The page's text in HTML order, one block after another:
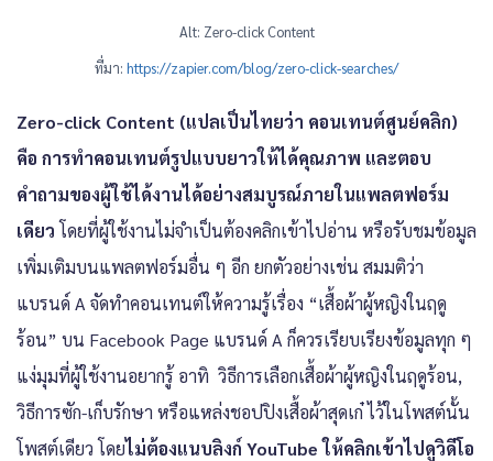
Alt: Zero-click Content
ที่มา: https://zapier.com/blog/zero-click-searches/
Zero-click Content (แปลเป็นไทยว่า คอนเทนต์ศูนย์คลิก)
คือ การทำคอนเทนต์รูปแบบยาวให้ได้คุณภาพ และตอบ
คำถามของผู้ใช้ได้งานได้อย่างสมบูรณ์ภายในแพลตฟอร์ม
เดียว โดยที่ผู้ใช้งานไม่จำเป็นต้องคลิกเข้าไปอ่าน หรือรับชมข้อมูล
เพิ่มเติมบนแพลตฟอร์มอื่น ๆ อีก ยกตัวอย่างเช่น สมมติว่า
แบรนด์ A จัดทำคอนเทนต์ให้ความรู้เรื่อง “เสื้อผ้าผู้หญิงในฤดู
ร้อน” บน Facebook Page แบรนด์ A ก็ควรเรียบเรียงข้อมูลทุก ๆ
แง่มุมที่ผู้ใช้งานอยากรู้ อาทิ วิธีการเลือกเสื้อผ้าผู้หญิงในฤดูร้อน,
วิธีการซัก-เก็บรักษา หรือแหล่งชอปปิงเสื้อผ้าสุดเก๋ ไว้ในโพสต์นั้น
โพสต์เดียว โดยไม่ต้องแนบลิงก์ YouTube ให้คลิกเข้าไปดูวิดีโอ